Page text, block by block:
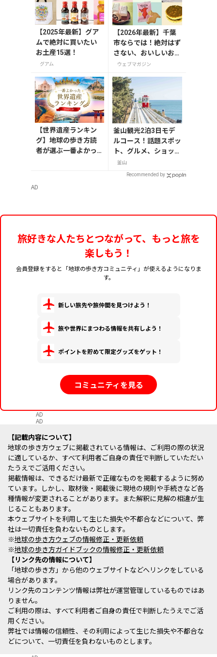
【2025年最新】グア
ムで絶対に買いたい
お土産15選！
グアム
【2026年最新】千葉
市ならでは！絶対はず
さない、おいしいお土
産10選
ウェブマガジン
【世界遺産ランキン
グ】地球の歩き方読
者が選ぶ一番よかっ
釜山観光2泊3日モデ
ルコース！話題スポッ
ト、グルメ、ショッピ
ングを満喫
釜山
Recommended by
AD
旅好きな人たちとつながって、もっと旅を
楽しもう！
会員登録をすると「地球の歩き方コミュニティ」が使えるようになりま
す。
新しい旅先や旅仲間を見つけよう！
旅や世界にまつわる情報を共有しよう！
ポイントを貯めて限定グッズをゲット！
コミュニティを見る
AD
AD
記載内容について
地球の歩き方ウェブに掲載されている情報は、ご利用の際の状況
に適しているか、すべて利用者ご自身の責任で判断していただい
たうえでご活用ください。
掲載情報は、できるだけ最新で正確なものを掲載するように努め
ています。しかし、取材後・掲載後に現地の規則や手続きなど各
種情報が変更されることがあります。また解釈に見解の相違が生
じることもあります。
本ウェブサイトを利用して生じた損失や不都合などについて、弊
社は一切責任を負わないものとします。
※地球の歩き方ウェブの情報修正・更新依頼
※地球の歩き方ガイドブックの情報修正・更新依頼
リンク先の情報について
「地球の歩き方」から他のウェブサイトなどへリンクをしている
場合があります。
リンク先のコンテンツ情報は弊社が運営管理しているものではあ
りません。
ご利用の際は、すべて利用者ご自身の責任で判断したうえでご活
用ください。
弊社では情報の信頼性、その利用によって生じた損失や不都合な
どについて、一切責任を負わないものとします。